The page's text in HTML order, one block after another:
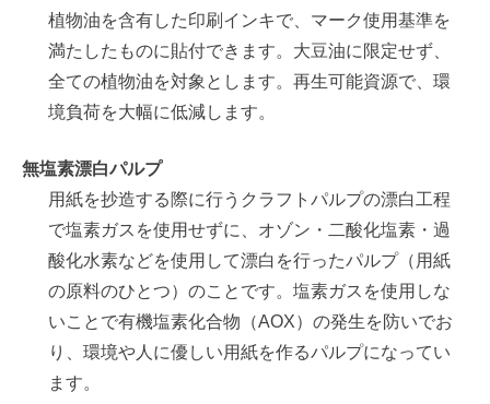
植物油を含有した印刷インキで、マーク使用基準を
満たしたものに貼付できます。大豆油に限定せず、
全ての植物油を対象とします。再生可能資源で、環
境負荷を大幅に低減します。
無塩素漂白パルプ
用紙を抄造する際に行うクラフトパルプの漂白工程
で塩素ガスを使用せずに、オゾン・二酸化塩素・過
酸化水素などを使用して漂白を行ったパルプ（用紙
の原料のひとつ）のことです。塩素ガスを使用しな
いことで有機塩素化合物（AOX）の発生を防いでお
り、環境や人に優しい用紙を作るパルプになってい
ます。